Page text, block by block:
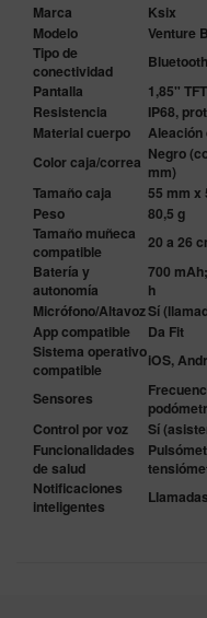
Marca
Ksix
Modelo
Venture
Tipo de
conectividad
Bluetooth
Pantalla
1,85"
Resistencia
IP68,
Material cuerpo
Aleación
Color caja/correa Negro
mm)
Tamaño caja
55 mm x
Peso
80,5 g
Tamaño muñeca
compatible
20 a 26
Batería y
autonomía
700
h
Micrófono/AltavozSí
App compatible
Da Fit
Sistema operativo
compatible
iOS,
Sensores
Control por voz
Sí
Funcionalidades
de salud
Notificaciones
inteligentes